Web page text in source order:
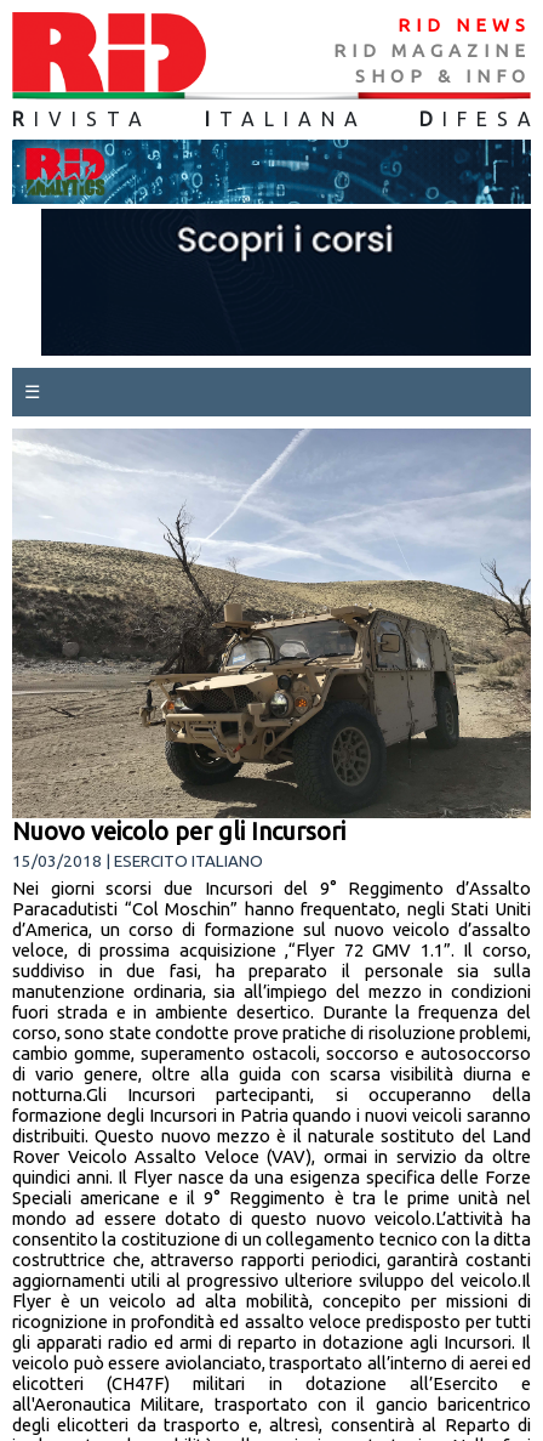
RID NEWS
RID MAGAZINE
SHOP & INFO
R IVISTA TALIANA D IFES A
☰
Nuovo veicolo per gli Incursori
15/03/2018 | ESERCITO ITALIANO
Nei giorni scorsi due Incursori del 9° Reggimento d’Assalto
Paracadutisti “Col Moschin” hanno frequentato, negli Stati Uniti
d’America, un corso di formazione sul nuovo veicolo d’assalto
veloce, di prossima acquisizione ,“Flyer 72 GMV 1.1”. Il corso,
suddiviso in due fasi, ha preparato il personale sia sulla
manutenzione ordinaria, sia all’impiego del mezzo in condizioni
fuori strada e in ambiente desertico. Durante la frequenza del
corso, sono state condotte prove pratiche di risoluzione problemi,
cambio gomme, superamento ostacoli, soccorso e autosoccorso
di vario genere, oltre alla guida con scarsa visibilità diurna e
notturna.Gli Incursori partecipanti, si occuperanno della
formazione degli Incursori in Patria quando i nuovi veicoli saranno
distribuiti. Questo nuovo mezzo è il naturale sostituto del Land
Rover Veicolo Assalto Veloce (VAV), ormai in servizio da oltre
quindici anni. Il Flyer nasce da una esigenza specifica delle Forze
Speciali americane e il 9° Reggimento è tra le prime unità nel
mondo ad essere dotato di questo nuovo veicolo.L’attività ha
consentito la costituzione di un collegamento tecnico con la ditta
costruttrice che, attraverso rapporti periodici, garantirà costanti
aggiornamenti utili al progressivo ulteriore sviluppo del veicolo.Il
Flyer è un veicolo ad alta mobilità, concepito per missioni di
ricognizione in profondità ed assalto veloce predisposto per tutti
gli apparati radio ed armi di reparto in dotazione agli Incursori. Il
veicolo può essere aviolanciato, trasportato all’interno di aerei ed
elicotteri (CH47F) militari in dotazione all’Esercito e
all'Aeronautica Militare, trasportato con il gancio baricentrico
degli elicotteri da trasporto e, altresì, consentirà al Reparto di